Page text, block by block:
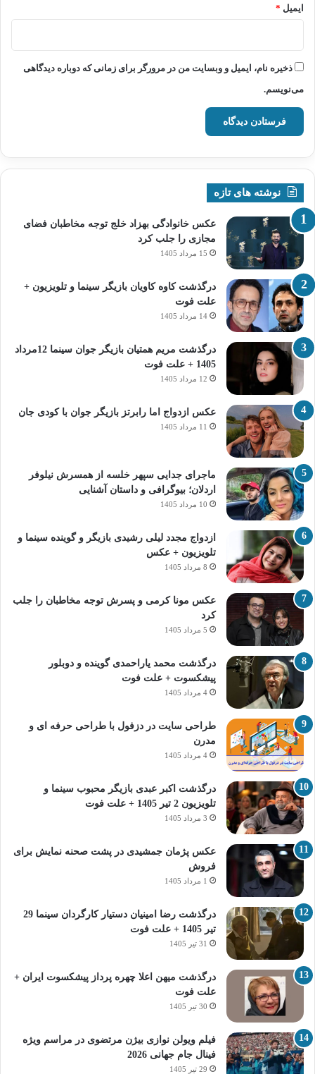
ایمیل *
ذخیره نام، ایمیل و وبسایت من در مرورگر برای زمانی که دوباره دیدگاهی
می‌نویسم.
نوشته های تازه
عکس خانوادگی بهزاد خلج توجه مخاطبان فضای
مجازی را جلب کرد
15 مرداد 1405
درگذشت کاوه کاویان بازیگر سینما و تلویزیون +
علت فوت
14 مرداد 1405
درگذشت مریم همتیان بازیگر جوان سینما 12مرداد
1405 + علت فوت
12 مرداد 1405
عکس ازدواج اما رابرتز بازیگر جوان با کودی جان
11 مرداد 1405
ماجرای جدایی سپهر خلسه از همسرش نیلوفر
اردلان؛ بیوگرافی و داستان آشنایی
10 مرداد 1405
ازدواج مجدد لیلی رشیدی بازیگر و گوینده سینما و
تلویزیون + عکس
8 مرداد 1405
عکس مونا کرمی و پسرش توجه مخاطبان را جلب
کرد
5 مرداد 1405
درگذشت محمد یاراحمدی گوینده و دوبلور
پیشکسوت + علت فوت
4 مرداد 1405
طراحی سایت در دزفول با طراحی حرفه‌ ای و
مدرن
4 مرداد 1405
درگذشت اکبر عبدی بازیگر محبوب سینما و
تلویزیون 2 تیر 1405 + علت فوت
3 مرداد 1405
عکس پژمان جمشیدی در پشت صحنه نمایش برای
فروش
1 مرداد 1405
درگذشت رضا امینیان دستیار کارگردان سینما 29
تیر 1405 + علت فوت
31 تیر 1405
درگذشت میهن اعلا چهره پرداز پیشکسوت ایران +
علت فوت
30 تیر 1405
فیلم ویولن نوازی بیژن مرتضوی در مراسم ویژه
فینال جام جهانی 2026
29 تیر 1405